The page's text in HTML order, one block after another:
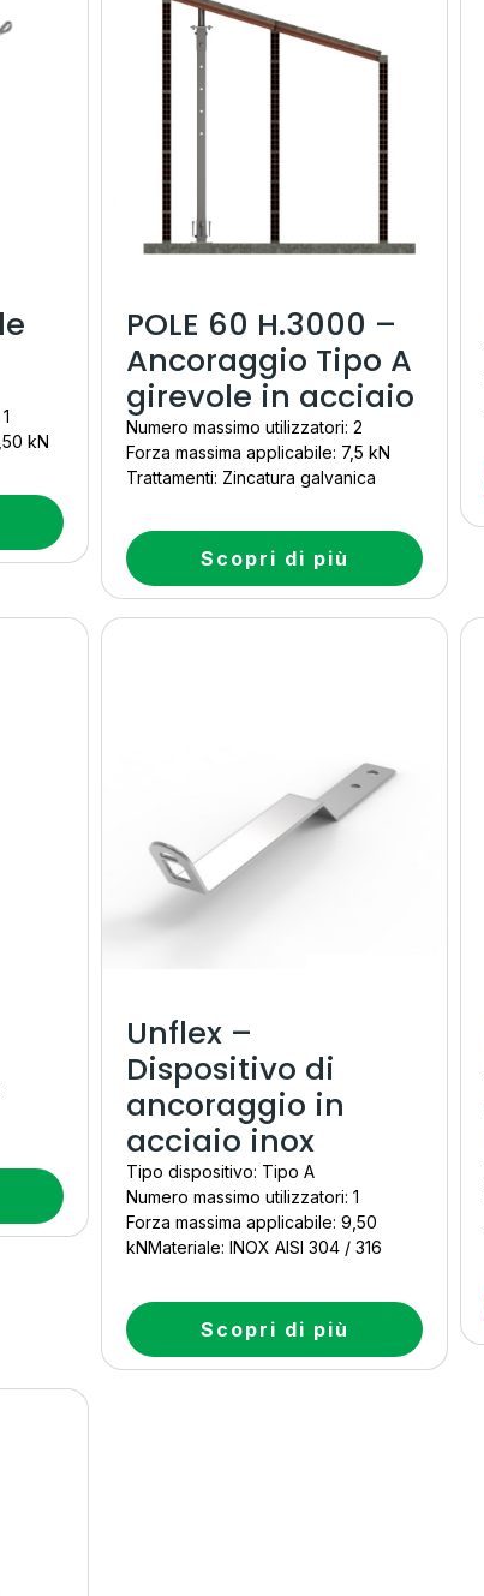
kN
POLE 60 H.3000 –
Ancoraggio Tipo A
girevole in acciaio
Numero massimo utilizzatori: 2
Forza massima applicabile: 7,5 kN
Trattamenti: Zincatura galvanica
Scopri di più
Unflex –
Dispositivo di
ancoraggio in
acciaio inox
Tipo dispositivo: Tipo A
Numero massimo utilizzatori: 1
Forza massima applicabile: 9,50
kNMateriale: INOX AISI 304 / 316
Scopri di più